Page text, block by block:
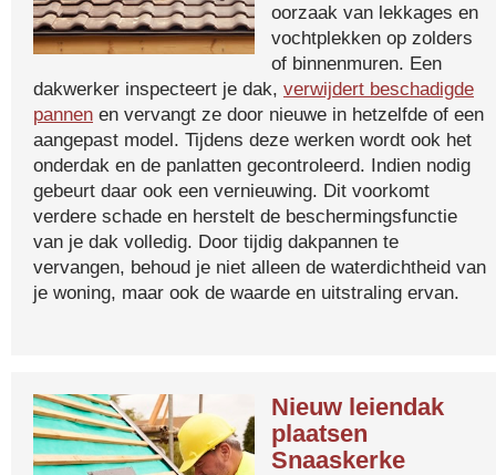
oorzaak van lekkages en
vochtplekken op zolders
of binnenmuren. Een
dakwerker inspecteert je dak, verwijdert beschadigde
pannen en vervangt ze door nieuwe in hetzelfde of een
aangepast model. Tijdens deze werken wordt ook het
onderdak en de panlatten gecontroleerd. Indien nodig
gebeurt daar ook een vernieuwing. Dit voorkomt
verdere schade en herstelt de beschermingsfunctie
van je dak volledig. Door tijdig dakpannen te
vervangen, behoud je niet alleen de waterdichtheid van
je woning, maar ook de waarde en uitstraling ervan.
Nieuw leiendak
plaatsen
Snaaskerke